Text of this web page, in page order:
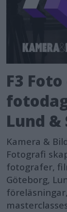
F3
Lund
Kamera &
Fotografi
fotografer,
Göteborg,